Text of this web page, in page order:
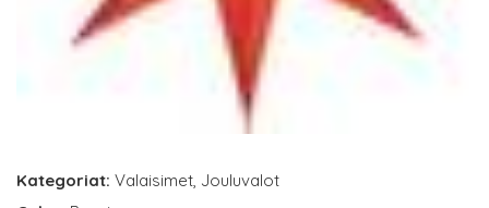
Kategoriat: Valaisimet, Jouluvalot